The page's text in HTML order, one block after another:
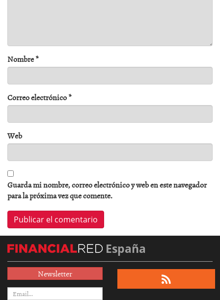
Nombre*
Correo electrónico*
Web
Guarda mi nombre, correo electrónico y web en este navegador
para la próxima vez que comente.
España
Newsletter